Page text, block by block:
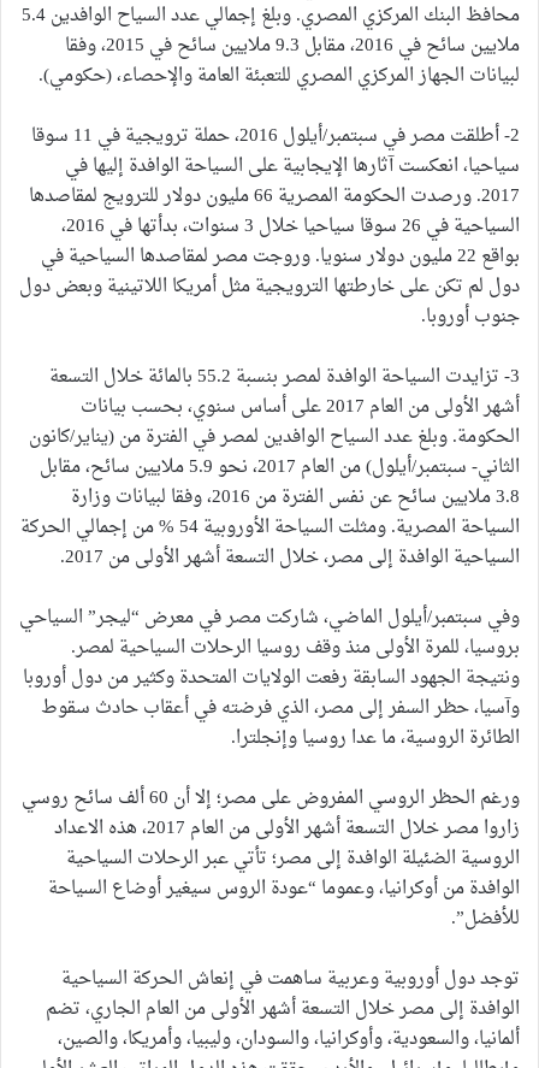
محافظ البنك المركزي المصري. وبلغ إجمالي عدد السياح الوافدين 5.4
ملايين سائح في 2016، مقابل 9.3 ملايين سائح في 2015، وفقا
لبيانات الجهاز المركزي المصري للتعبئة العامة والإحصاء، (حكومي).
2- أطلقت مصر في سبتمبر/أيلول 2016، حملة ترويجية في 11 سوقا
سياحيا، انعكست آثارها الإيجابية على السياحة الوافدة إليها في
2017. ورصدت الحكومة المصرية 66 مليون دولار للترويج لمقاصدها
السياحية في 26 سوقا سياحيا خلال 3 سنوات، بدأتها في 2016،
بواقع 22 مليون دولار سنويا. وروجت مصر لمقاصدها السياحية في
دول لم تكن على خارطتها الترويجية مثل أمريكا اللاتينية وبعض دول
جنوب أوروبا.
3- تزايدت السياحة الوافدة لمصر بنسبة 55.2 بالمائة خلال التسعة
أشهر الأولى من العام 2017 على أساس سنوي، بحسب بيانات
الحكومة. وبلغ عدد السياح الوافدين لمصر في الفترة من (يناير/كانون
الثاني- سبتمبر/أيلول) من العام 2017، نحو 5.9 ملايين سائح، مقابل
3.8 ملايين سائح عن نفس الفترة من 2016، وفقا لبيانات وزارة
السياحة المصرية. ومثلت السياحة الأوروبية 54 % من إجمالي الحركة
السياحية الوافدة إلى مصر، خلال التسعة أشهر الأولى من 2017.
وفي سبتمبر/أيلول الماضي، شاركت مصر في معرض “ليجر” السياحي
بروسيا، للمرة الأولى منذ وقف روسيا الرحلات السياحية لمصر.
ونتيجة الجهود السابقة رفعت الولايات المتحدة وكثير من دول أوروبا
وآسيا، حظر السفر إلى مصر، الذي فرضته في أعقاب حادث سقوط
الطائرة الروسية، ما عدا روسيا وإنجلترا.
ورغم الحظر الروسي المفروض على مصر؛ إلا أن 60 ألف سائح روسي
زاروا مصر خلال التسعة أشهر الأولى من العام 2017، هذه الاعداد
الروسية الضئيلة الوافدة إلى مصر؛ تأتي عبر الرحلات السياحية
الوافدة من أوكرانيا، وعموما “عودة الروس سيغير أوضاع السياحة
للأفضل”.
توجد دول أوروبية وعربية ساهمت في إنعاش الحركة السياحية
الوافدة إلى مصر خلال التسعة أشهر الأولى من العام الجاري، تضم
ألمانيا، والسعودية، وأوكرانيا، والسودان، وليبيا، وأمريكا، والصين،